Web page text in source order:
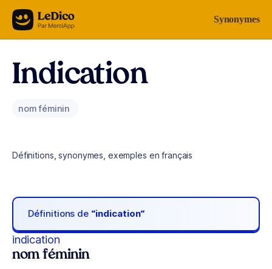
Aller au contenu Synonymes
Indication
nom féminin
Définitions, synonymes, exemples en français
Définitions de “indication“
indication
nom féminin